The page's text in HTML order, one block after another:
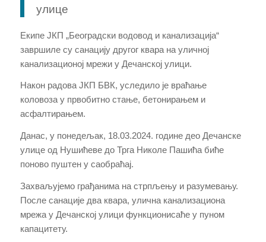
улице
Екипе ЈКП „Београдски водовод и канализација“
завршиле су санацију другог квара на уличној
канализационој мрежи у Дечанској улици.
Након радова ЈКП БВК, уследило је враћање
коловоза у првобитно стање, бетонирањем и
асфалтирањем.
Данас, у понедељак, 18.03.2024. године део Дечанске
улице од Нушићеве до Трга Николе Пашића биће
поново пуштен у саобраћај.
Захваљујемо грађанима на стрпљењу и разумевању.
После санације два квара, улична канализациона
мрежа у Дечанској улици функционисаће у пуном
капацитету.